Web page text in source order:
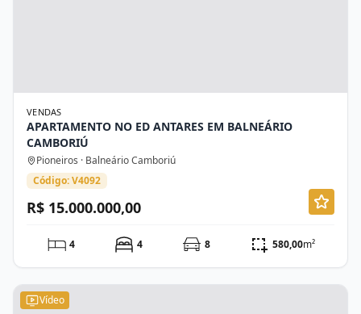
VENDAS
APARTAMENTO NO ED ANTARES EM BALNEÁRIO
CAMBORIÚ
Pioneiros · Balneário Camboriú
Código: V4092
R$ 15.000.000,00
4 4 8 580,00m²
Vídeo